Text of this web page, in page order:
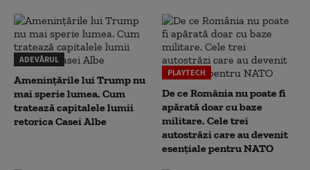
ADEVĂRUL
Amenințările lui Trump nu
mai sperie lumea. Cum
tratează capitalele lumii
retorica Casei Albe
PLAYTECH
De ce România nu poate fi
apărată doar cu baze
militare. Cele trei
autostrăzi care au devenit
esențiale pentru NATO